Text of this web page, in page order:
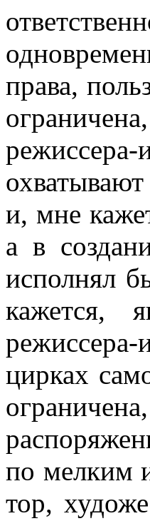
права,
и, мне
а в
исполнял
кажется,
цирках
по мелким
тор,